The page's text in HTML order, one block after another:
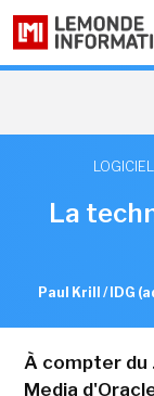
LOGICIEL
La
Paul Krill / IDG
À compter du
Media